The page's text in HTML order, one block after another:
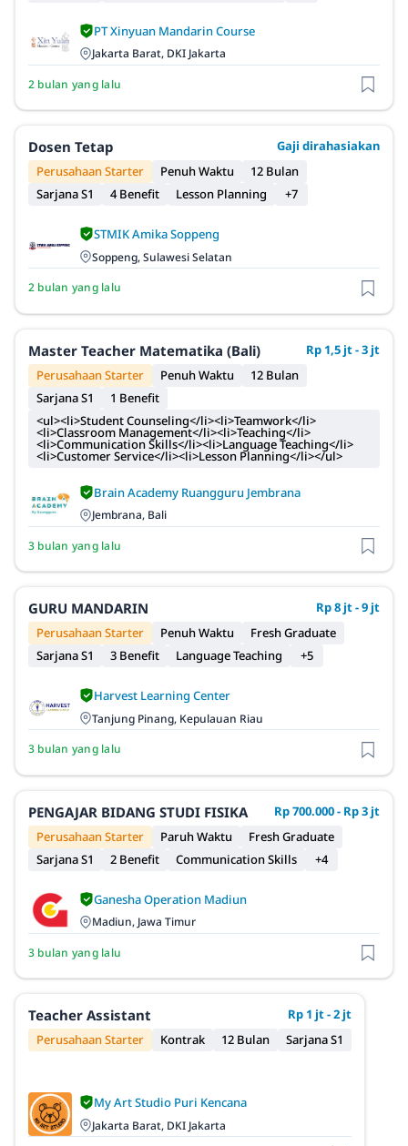
PT Xinyuan Mandarin Course
Jakarta Barat, DKI Jakarta
2 bulan yang lalu
Dosen Tetap
Gaji dirahasiakan
Perusahaan Starter
Penuh Waktu
12 Bulan
Sarjana S1
4 Benefit Lesson Planning +7
STMIK Amika Soppeng
Soppeng, Sulawesi Selatan
2 bulan yang lalu
Master Teacher Matematika (Bali)
Rp 1,5 jt - 3 jt
Perusahaan Starter
Penuh Waktu
12 Bulan
Sarjana S1
1 Benefit
<ul><li>Student Counseling</li><li>Teamwork</li>
<li>Classroom Management</li><li>Teaching</li>
<li>Communication Skills</li><li>Language Teaching</li>
<li>Customer Service</li><li>Lesson Planning</li></ul>
Brain Academy Ruangguru Jembrana
Jembrana, Bali
3 bulan yang lalu
GURU MANDARIN
Rp 8 jt - 9 jt
Perusahaan Starter
Penuh Waktu
Fresh Graduate
Sarjana S1
3 Benefit Language Teaching +5
Harvest Learning Center
Tanjung Pinang, Kepulauan Riau
3 bulan yang lalu
PENGAJAR BIDANG STUDI FISIKA
Rp 700.000 - Rp 3 jt
Perusahaan Starter
Paruh Waktu
Fresh Graduate
Sarjana S1
2 Benefit Communication Skills +4
Ganesha Operation Madiun
Madiun, Jawa Timur
3 bulan yang lalu
Teacher Assistant
Rp 1 jt - 2 jt
Perusahaan Starter
Kontrak 12 Bulan Sarjana S1
My Art Studio Puri Kencana
Jakarta Barat, DKI Jakarta